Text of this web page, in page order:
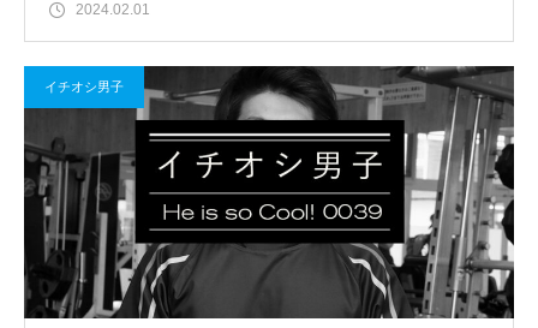
2024.02.01
イチオシ男子